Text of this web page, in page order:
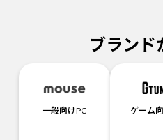
ブランド
一般向けPC ゲーム